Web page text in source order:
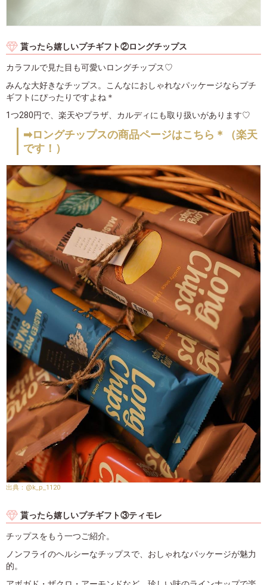
貰ったら嬉しいプチギフト②ロングチップス
カラフルで見た目も可愛いロングチップス♡
みんな大好きなチップス。こんなにおしゃれなパッケージならプチ
ギフトにぴったりですよね＊
1つ280円で、楽天やプラザ、カルディにも取り扱いがあります♡
➡ロングチップスの商品ページはこちら＊（楽天
です！）
@k_p_1120
貰ったら嬉しいプチギフト③ティモレ
チップスをもう一つご紹介。
ノンフライのヘルシーなチップスで、おしゃれなパッケージが魅力
的。